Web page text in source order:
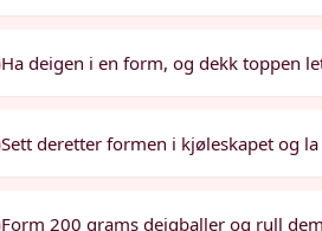
Ha deigen i en form, og dekk toppen
Sett deretter formen i kjøleskapet og
Form 200 grams deigballer og rull